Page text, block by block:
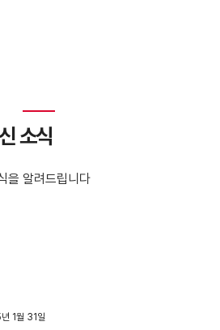
소식
을 알려드립니다
1월 31일